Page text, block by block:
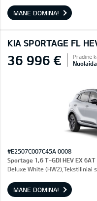
MANE DOMINA!
KIA SPORTAGE FL
36 996 € Pradinė
#E2507C007C45A 0008
Sportage 1,6 T-GDI HEV EX 6AT
Deluxe White (HW2),Tekstiliniai
MANE DOMINA!